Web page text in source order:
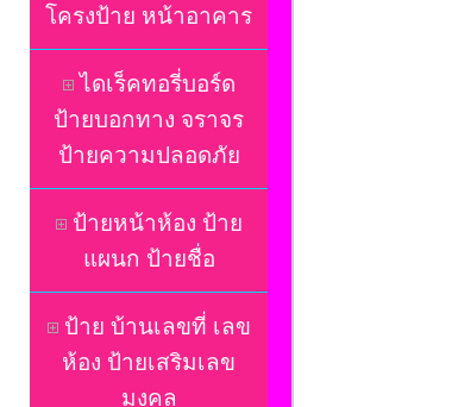
โครงป้าย หน้าอาคาร
ไดเร็คทอรี่บอร์ด
ป้ายบอกทาง จราจร
ป้ายความปลอดภัย
ป้ายหน้าห้อง ป้าย
แผนก ป้ายชื่อ
ป้าย บ้านเลขที่ เลข
ห้อง ป้ายเสริมเลข
มงคล